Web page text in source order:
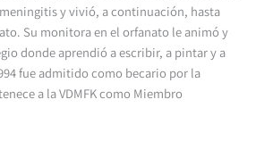
y vivió, a continuación, hasta
Su monitora en el orfanato le animó y
donde aprendió a escribir, a pintar y a
fue admitido como becario por la
a la VDMFK como Miembro